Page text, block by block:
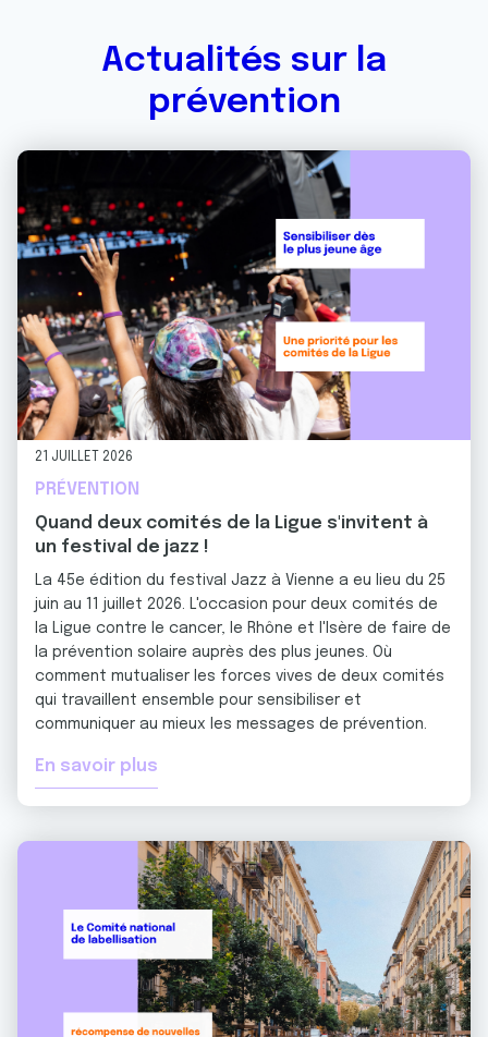
Actualités sur la
prévention
21 JUILLET 2026
PRÉVENTION
Quand deux comités de la Ligue s'invitent à
un festival de jazz !
La 45e édition du festival Jazz à Vienne a eu lieu du 25
juin au 11 juillet 2026. L'occasion pour deux comités de
la Ligue contre le cancer, le Rhône et l'Isère de faire de
la prévention solaire auprès des plus jeunes. Où
comment mutualiser les forces vives de deux comités
qui travaillent ensemble pour sensibiliser et
communiquer au mieux les messages de prévention.
En savoir plus